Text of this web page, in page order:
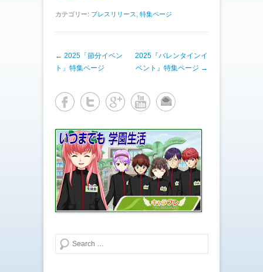
し
w
t
e
r
新
ウ
ィ
ン
ド
ウ
で
開
き
ま
す
b
k
有
す
る
ク
リ
ッ
ク
て
く
だ
さ
い
(
新
し
い
ウ
ィ
ン
ド
開
す
カテゴリー: プレスリリース 特集ページ
投稿ナビゲーション
← 2025「節分イベン
ト」特集ページ
2025『バレンタインイ
ベント』特集ページ →
検索する